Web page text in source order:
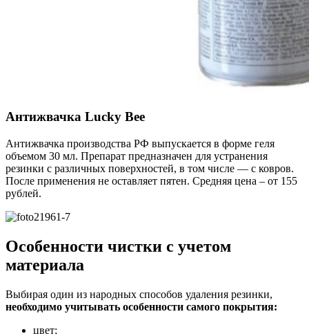
Антижвачка Lucky Bee
Антижвачка производства РФ выпускается в форме геля
объемом 30 мл. Препарат предназначен для устранения
резинки с различных поверхностей, в том числе — с ковров.
После применения не оставляет пятен. Средняя цена – от 155
рублей.
Особенности чистки с учетом
материала
Выбирая один из народных способов удаления резинки,
необходимо учитывать особенности самого покрытия:
цвет;